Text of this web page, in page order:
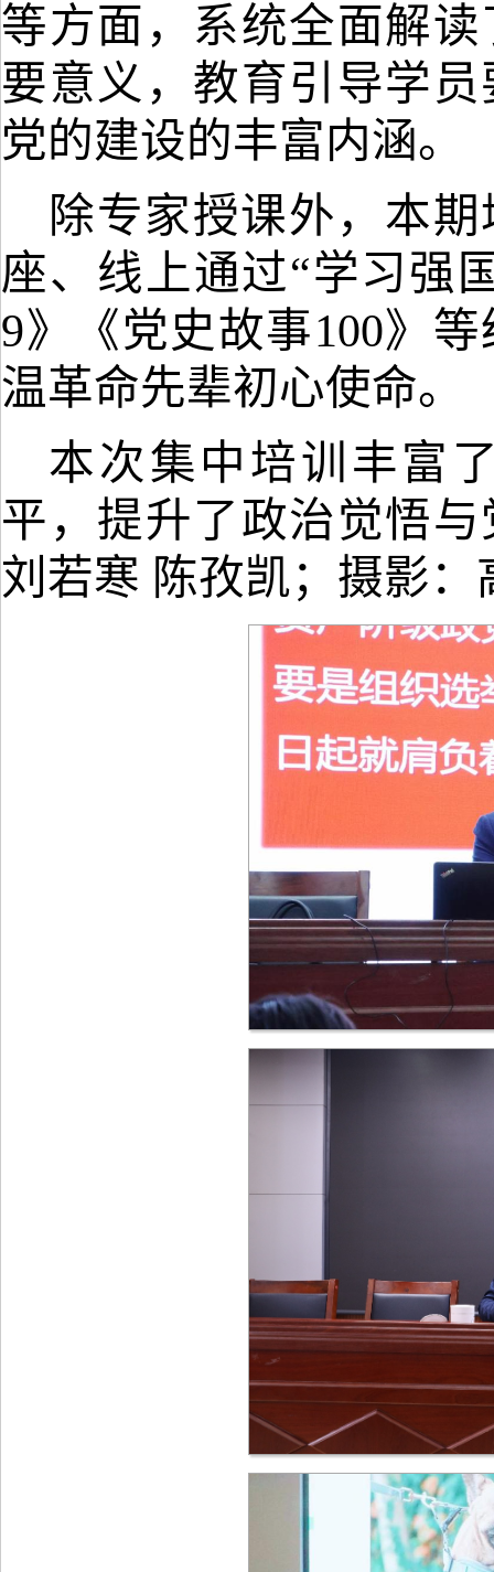
等方面 ， 系统全面解读
要意义 ， 教育引导学员
党的建设的丰富内涵。
除专家授课外，本
座、线上通过“学习强
9》《党史故事100》 等
温革命先辈初心使命。
本次集中培训 丰富
平 ， 提升了政治觉悟
刘若寒 陈孜凯；摄影：